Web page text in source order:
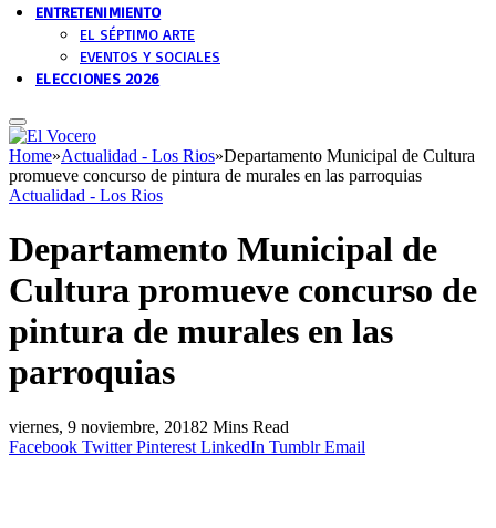
ENTRETENIMIENTO
EL SÉPTIMO ARTE
EVENTOS Y SOCIALES
ELECCIONES 2026
Home»Actualidad - Los Rios»Departamento Municipal de Cultura
promueve concurso de pintura de murales en las parroquias
Actualidad - Los Rios
Departamento Municipal de
Cultura promueve concurso de
pintura de murales en las
parroquias
viernes, 9 noviembre, 20182 Mins Read
Facebook Twitter Pinterest LinkedIn Tumblr Email